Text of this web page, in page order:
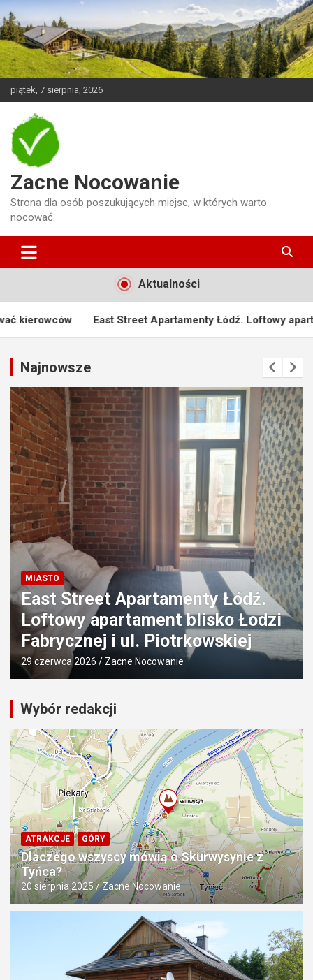
Skip
to
content
piątek, 7 sierpnia, 2026
Zacne Nocowanie
Strona dla osób poszukujących miejsc, w których warto
nocować.
Aktualności
East Street Apartamenty Łódź. Loftowy apartament blisko
Najnowsze
MIASTO
East Street Apartamenty Łódź.
Loftowy apartament blisko Łodzi
Fabrycznej i ul. Piotrkowskiej
29 czerwca 2026 Zacne Nocowanie
Wybór redakcji
ATRAKCJE GÓRY
Dlaczego wszyscy mówią o Skurwysynie z
Tyńca?
20 sierpnia 2025 Zacne Nocowanie